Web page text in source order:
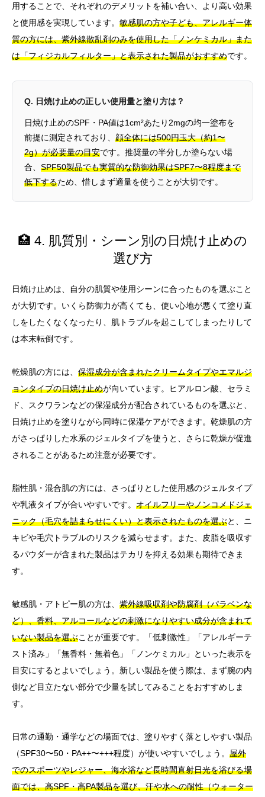
用することで、それぞれのデメリットを補い合い、より高い効果
と使用感を実現しています。 敏感肌の方や子ども、アレルギー体
質の方には、紫外線散乱剤のみを使用した「ノンケミカル」また
は「フィジカルフィルター」と表示された製品がおすすめです。
Q. 日焼け止めの正しい使用量と塗り方は？
日焼け止めのSPF・PA値は1cm²あたり2mgの均一塗布を
前提に測定されており、 顔全体には500円玉大（約1〜
2g）が必要量の目安です。推奨量の半分しか塗らない場
合、 SPF50製品でも実質的な防御効果はSPF7〜8程度まで
低下するため、惜しまず適量を使うことが大切です。
🏥 4. 肌質別・シーン別の日焼け止めの
選び方
日焼け止めは、自分の肌質や使用シーンに合ったものを選ぶこと
が大切です。いくら防御力が高くても、使い心地が悪くて塗り直
しをしたくなくなったり、肌トラブルを起こしてしまったりして
は本末転倒です。
乾燥肌の方には、 保湿成分が含まれたクリームタイプやエマルジ
ョンタイプの日焼け止めが向いています。ヒアルロン酸、セラミ
ド、スクワランなどの保湿成分が配合されているものを選ぶと、
日焼け止めを塗りながら同時に保湿ケアができます。乾燥肌の方
がさっぱりした水系のジェルタイプを使うと、さらに乾燥が促進
されることがあるため注意が必要です。
脂性肌・混合肌の方には、さっぱりとした使用感のジェルタイプ
や乳液タイプが合いやすいです。 オイルフリーやノンコメドジェ
ニック（毛穴を詰まらせにくい）と表示されたものを選ぶと、ニ
キビや毛穴トラブルのリスクを減らせます。また、皮脂を吸収す
るパウダーが含まれた製品はテカリを抑える効果も期待できま
す。
敏感肌・アトピー肌の方は、 紫外線吸収剤や防腐剤（パラベンな
ど）、香料、アルコールなどの刺激になりやすい成分が含まれて
いない製品を選ぶことが重要です。「低刺激性」「アレルギーテ
スト済み」「無香料・無着色」「ノンケミカル」といった表示を
目安にするとよいでしょう。新しい製品を使う際は、まず腕の内
側など目立たない部分で少量を試してみることをおすすめしま
す。
日常の通勤・通学などの場面では、塗りやすく落としやすい製品
（SPF30〜50・PA++〜+++程度）が使いやすいでしょう。 屋外
でのスポーツやレジャー、海水浴など長時間直射日光を浴びる場
面では、高SPF・高PA製品を選び、汗や水への耐性（ウォーター